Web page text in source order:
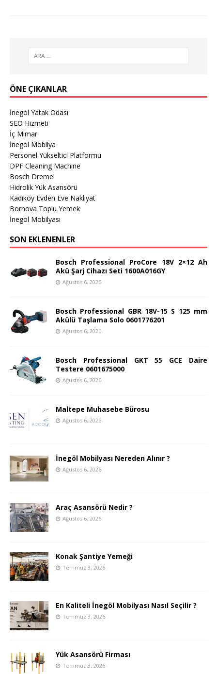
ÖNE ÇIKANLAR
İnegöl Yatak Odası
SEO Hizmeti
İç Mimar
İnegöl Mobilya
Personel Yükseltici Platformu
DPF Cleaning Machine
Bosch Dremel
Hidrolik Yük Asansörü
Kadıköy Evden Eve Nakliyat
Bornova Toplu Yemek
İnegöl Mobilyası
SON EKLENENLER
Bosch Professional ProCore 18V 2×12 Ah
Akü Şarj Cihazı Seti 1600A016GY
Ağustos 6, 2026
Bosch Professional GBR 18V-15 S 125 mm
Akülü Taşlama Solo 0601776201
Ağustos 6, 2026
Bosch Professional GKT 55 GCE Daire
Testere 0601675000
Ağustos 6, 2026
Maltepe Muhasebe Bürosu
Ağustos 6, 2026
İnegöl Mobilyası Nereden Alınır ?
Ağustos 6, 2026
Araç Asansörü Nedir ?
Ağustos 6, 2026
Konak Şantiye Yemeği
Temmuz 3, 2026
En Kaliteli İnegöl Mobilyası Nasıl Seçilir ?
Temmuz 3, 2026
Yük Asansörü Firması
Temmuz 3, 2026